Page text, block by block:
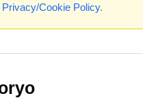
Privacy/Cookie Policy.